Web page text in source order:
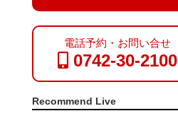
電話予約・お問い合せ
0742-30-2100
Recommend Live